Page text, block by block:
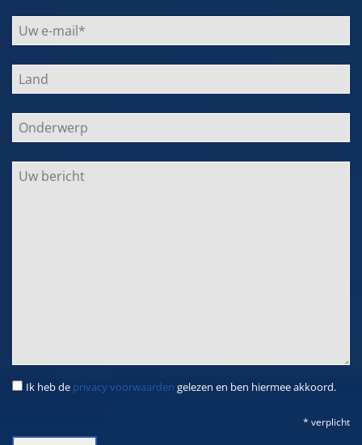
Ik heb de privacy voorwaarden gelezen en ben hiermee akkoord.
* verplicht